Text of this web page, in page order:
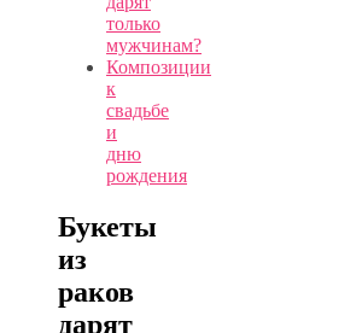
только
мужчинам?
Композиции
к
свадьбе
и
дню
рождения
Букеты
из
раков
дарят